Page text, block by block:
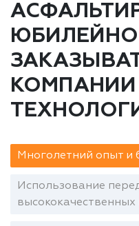
Многолетний опыт и
Использование